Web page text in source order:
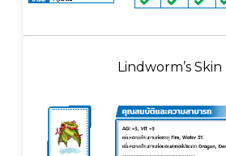
Lindworm’s Skin